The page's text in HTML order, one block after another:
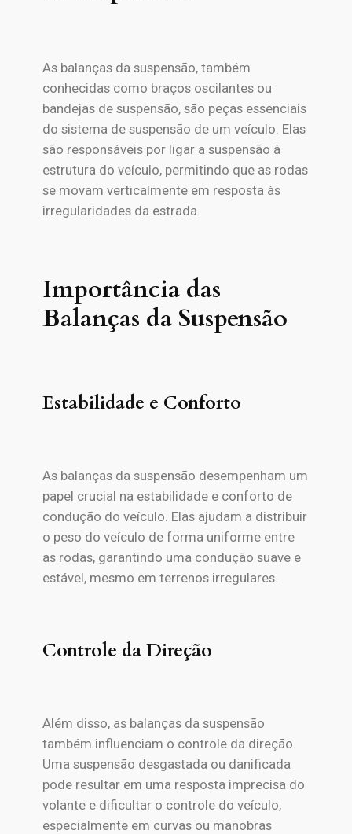
As balanças da suspensão, também
conhecidas como braços oscilantes ou
bandejas de suspensão, são peças essenciais
do sistema de suspensão de um veículo. Elas
são responsáveis por ligar a suspensão à
estrutura do veículo, permitindo que as rodas
se movam verticalmente em resposta às
irregularidades da estrada.
Importância das
Balanças da Suspensão
Estabilidade e Conforto
As balanças da suspensão desempenham um
papel crucial na estabilidade e conforto de
condução do veículo. Elas ajudam a distribuir
o peso do veículo de forma uniforme entre
as rodas, garantindo uma condução suave e
estável, mesmo em terrenos irregulares.
Controle da Direção
Além disso, as balanças da suspensão
também influenciam o controle da direção.
Uma suspensão desgastada ou danificada
pode resultar em uma resposta imprecisa do
volante e dificultar o controle do veículo,
especialmente em curvas ou manobras